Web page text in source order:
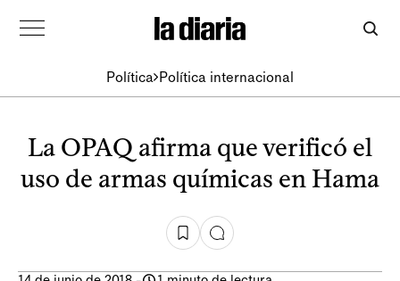
Política Política internacional
La OPAQ afirma que verificó el
uso de armas químicas en Hama